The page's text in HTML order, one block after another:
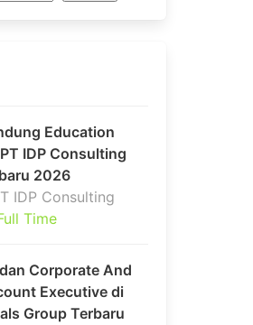
Education
IDP Consulting
2026
IDP Consulting
Time
Corporate And
Executive di
Group Terbaru